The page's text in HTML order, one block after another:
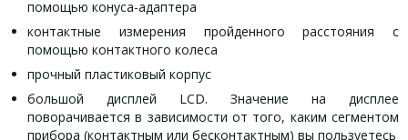
помощью конуса-адаптера
контактные измерения пройденного расстояния с
помощью контактного колеса
прочный пластиковый корпус
большой дисплей LCD. Значение на дисплее
поворачивается в зависимости от того, каким сегментом
прибора (контактным или бесконтактным) вы пользуетесь